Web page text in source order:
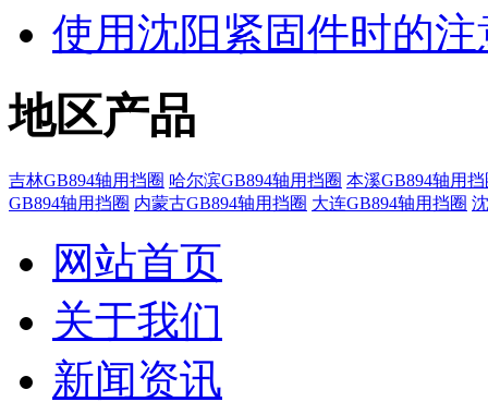
使用沈阳紧固件时的
地区产品
吉林GB894轴用挡圈 哈尔滨GB894轴用挡圈 本溪GB894轴用
GB894轴用挡圈 内蒙古GB894轴用挡圈 大连GB894轴用挡圈
网站首页
关于我们
新闻资讯